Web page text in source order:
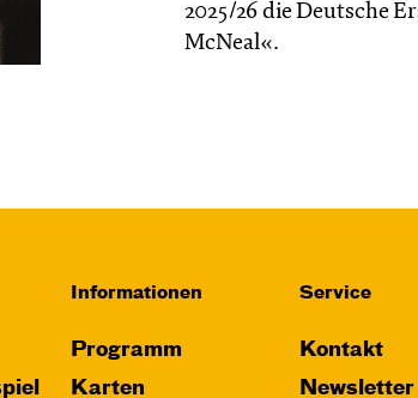
2025/26 die Deutsche
McNeal«.
Informationen
Programm
Karten
Service
Kontakt
Newsletter